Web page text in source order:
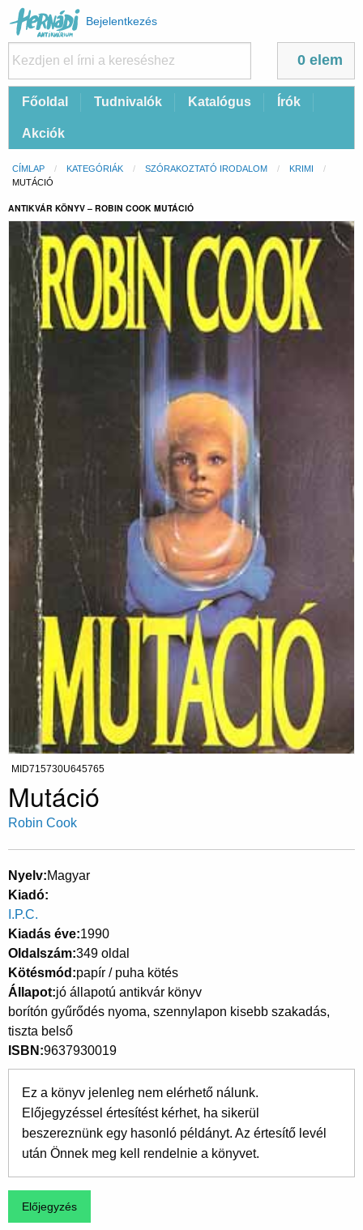
Felhasználói
fiók
menüje
Bejelentkezés
0 elem
FőFőoldal Tudnivalók Katalógus Írók
Akciók
Morzsa
CÍMLAP KATEGÓRIÁK SZÓRAKOZTATÓ IRODALOM
KRIMI
CURRENT:
MUTÁCIÓ
ANTIKVÁR KÖNYV – ROBIN COOK MUTÁCIÓ
MID715730U645765
Mutáció
Robin Cook
Nyelv Magyar
Kiadó
I.P.C.
Kiadás éve 1990
Oldalszám 349 oldal
Kötésmód papír / puha kötés
Állapot jó állapotú antikvár könyv
borítón gyűrődés nyoma, szennylapon kisebb szakadás,
tiszta belső
ISBN 9637930019
Ez a könyv jelenleg nem elérhető nálunk.
Előjegyzéssel értesítést kérhet, ha sikerül
beszereznünk egy hasonló példányt. Az értesítő levél
után Önnek meg kell rendelnie a könyvet.